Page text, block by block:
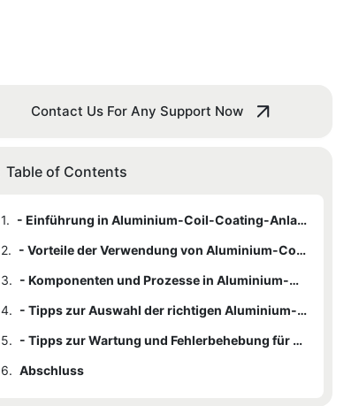
Contact Us For Any Support Now
Table of Contents
1.
- Einführung in Aluminium-Coil-Coating-Anlagen
2.
- Vorteile der Verwendung von Aluminium-Coil-Coating-Linien
3.
- Komponenten und Prozesse in Aluminium-Coil-Coating-Linien
4.
- Tipps zur Auswahl der richtigen Aluminium-Coil-Beschichtungsanlage für Ihre Anforderungen
5.
- Tipps zur Wartung und Fehlerbehebung für Aluminium-Coil-Beschichtungsanlagen
6. Abschluss